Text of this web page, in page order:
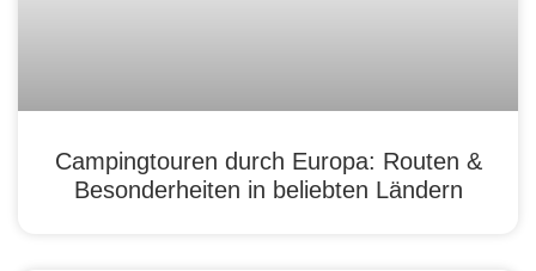
Campingtouren durch Europa: Routen &
Besonderheiten in beliebten Ländern